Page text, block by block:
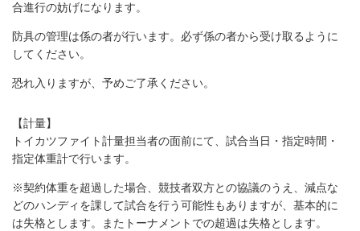
合進行の妨げになります。
防具の管理は係の者が行います。必ず係の者から受け取るように
してください。
恐れ入りますが、予めご了承ください。
【計量】
トイカツファイト計量担当者の面前にて、試合当日・指定時間・
指定体重計で行います。
※契約体重を超過した場合、競技者双方との協議のうえ、減点な
どのハンディを課して試合を行う可能性もありますが、基本的に
は失格とします。またトーナメントでの超過は失格とします。